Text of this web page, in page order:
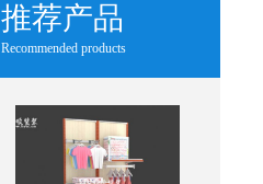
推荐产品
Recommended products